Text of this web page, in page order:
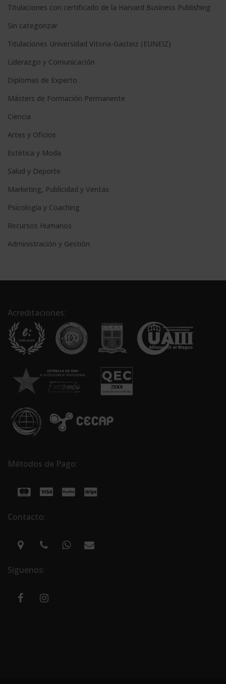
e
Titulaciones con certificado de la Harvard Business Publishing
Sin categorizar
Titulaciones Universidad Vitoria-Gasteiz (EUNEIZ)
Liderazgo y Comunicación
Diplomas de Experto
Másters de Formación Permanente
Ciencia
Artes y Oficios
Estética y Moda
Salud y Deporte
Marketing, Publicidad y Ventas
Psicología y Coaching
Recursos Humanos
Administración y Gestión
Acreditaciones:
Métodos de Pago:
Contacto:
Síguenos: